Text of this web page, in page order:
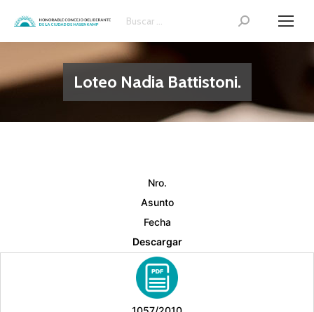
Search:
Loteo Nadia Battistoni.
Nro.
Asunto
Fecha
Descargar